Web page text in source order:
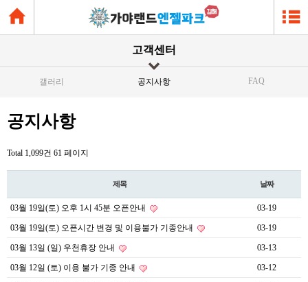
고객센터
갤러리 공지사항 FAQ
공지사항
Total 1,099건 61 페이지
제목 날짜
03월 19일(토) 오후 1시 45분 오픈안내 03-19
03월 19일(토) 오픈시간 변경 및 이용불가 기종안내 03-19
03월 13일 (일) 우천휴장 안내 03-13
03월 12일 (토) 이용 불가 기종 안내 03-12